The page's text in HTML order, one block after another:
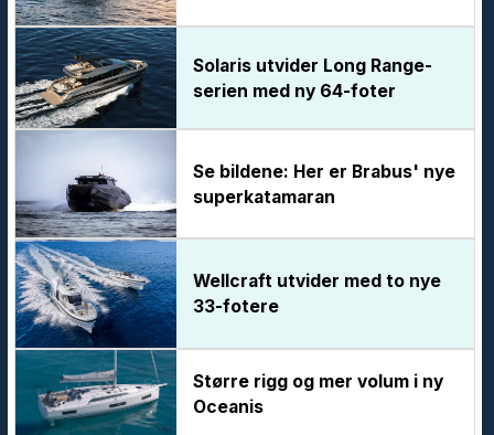
Solaris utvider Long Range-
serien med ny 64-foter
Se bildene: Her er Brabus' nye
superkatamaran
Wellcraft utvider med to nye
33-fotere
Større rigg og mer volum i ny
Oceanis